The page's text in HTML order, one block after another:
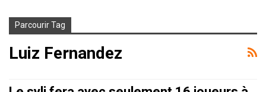
Parcourir Tag
Luiz Fernandez